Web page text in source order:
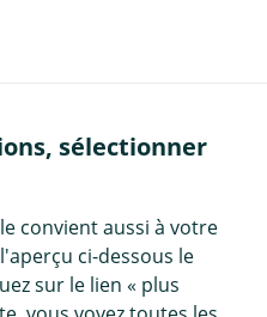
sélectionner
convient aussi à votre
ci-dessous le
sur le lien « plus